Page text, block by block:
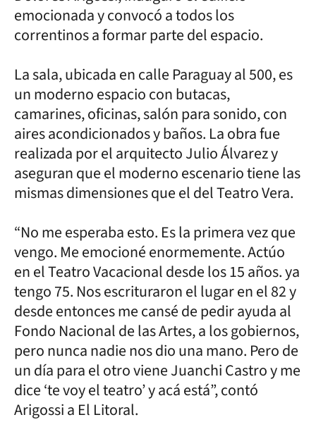
emocionada y convocó a todos los
correntinos a formar parte del espacio.
La sala, ubicada en calle Paraguay al 500, es
un moderno espacio con butacas,
camarines, oficinas, salón para sonido, con
aires acondicionados y baños. La obra fue
realizada por el arquitecto Julio Álvarez y
aseguran que el moderno escenario tiene las
mismas dimensiones que el del Teatro Vera.
“No me esperaba esto. Es la primera vez que
vengo. Me emocioné enormemente. Actúo
en el Teatro Vacacional desde los 15 años. ya
tengo 75. Nos escrituraron el lugar en el 82 y
desde entonces me cansé de pedir ayuda al
Fondo Nacional de las Artes, a los gobiernos,
pero nunca nadie nos dio una mano. Pero de
un día para el otro viene Juanchi Castro y me
dice ‘te voy el teatro’ y acá está”, contó
Arigossi a El Litoral.